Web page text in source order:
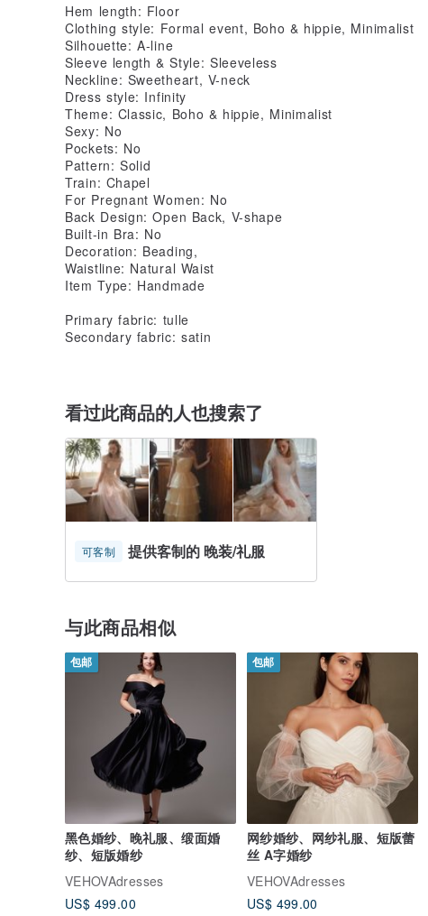
Hem length: Floor
Clothing style: Formal event, Boho & hippie, Minimalist
Silhouette: A-line
Sleeve length & Style: Sleeveless
Neckline: Sweetheart, V-neck
Dress style: Infinity
Theme: Classic, Boho & hippie, Minimalist
Sexy: No
Pockets: No
Pattern: Solid
Train: Chapel
For Pregnant Women: No
Back Design: Open Back, V-shape
Built-in Bra: No
Decoration: Beading,
Waistline: Natural Waist
Item Type: Handmade
Primary fabric: tulle
Secondary fabric: satin
看过此商品的人也搜索了
可客制 提供客制的 晚装/礼服
与此商品相似
包邮
黑色婚纱、晚礼服、缎面婚
纱、短版婚纱
VEHOVAdresses
US$ 499.00
包邮
网纱婚纱、网纱礼服、短版蕾
丝 A字婚纱
VEHOVAdresses
US$ 499.00